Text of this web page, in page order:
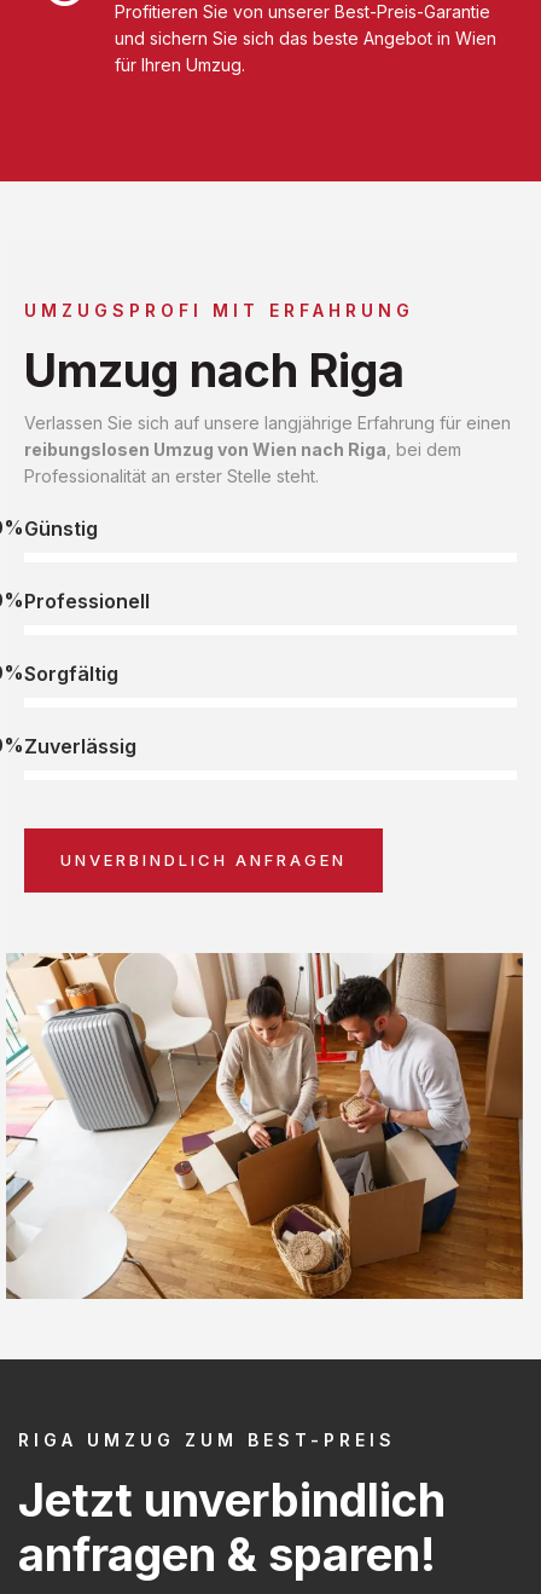
Profitieren Sie von unserer Best-Preis-Garantie
und sichern Sie sich das beste Angebot in Wien
für Ihren Umzug.
UMZUGSPROFI MIT ERFAHRUNG
Umzug nach Riga
Verlassen Sie sich auf unsere langjährige Erfahrung für einen
reibungslosen Umzug von Wien nach Riga , bei dem
Professionalität an erster Stelle steht.
Günstig
Professionell
Sorgfältig
Zuverlässig
UNVERBINDLICH ANFRAGEN
RIGA UMZUG ZUM BEST-PREIS
Jetzt unverbindlich
anfragen & sparen!